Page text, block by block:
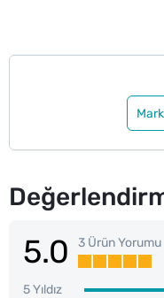
5.0 3 Ürün Yorumu
5 Yıldız